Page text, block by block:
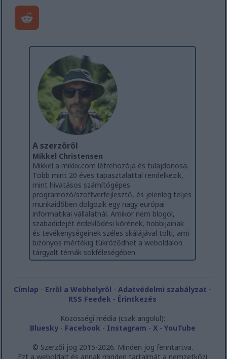
A szerzőről
Mikkel Christensen
Mikkel a miklix.com létrehozója és tulajdonosa.
Több mint 20 éves tapasztalattal rendelkezik,
mint hivatásos számítógépes
programozó/szoftverfejlesztő, és jelenleg teljes
munkaidőben dolgozik egy nagy európai
informatikai vállalatnál. Amikor nem blogol,
szabadidejét érdeklődési körének, hobbijainak
és tevékenységeinek széles skálájával tölti, ami
bizonyos mértékig tükröződhet a weboldalon
tárgyalt témák sokféleségében.
Címlap - Erről a Webhelyről -Adatvédelmi szabályzat -
RSS Feedek - Érintkezés
Közösségi média (csak angolul):
Bluesky- Facebook - Instagram - X- YouTube
© Szerzői jog 2015-2026. Minden jog fenntartva.
Ezt a weboldalt és annak minden tartalmát a nemzetközi